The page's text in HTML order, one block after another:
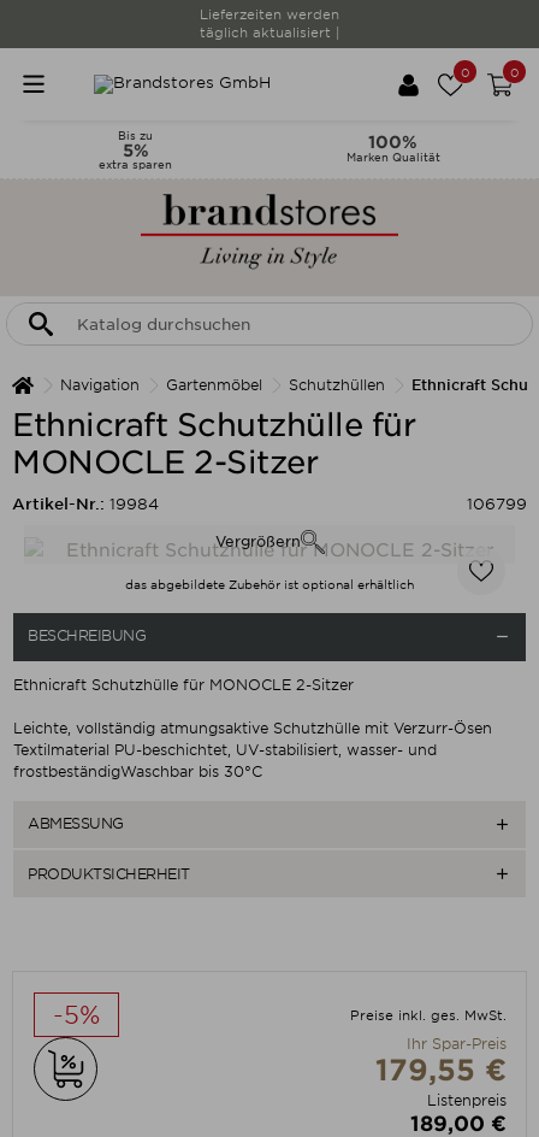
Lieferzeiten werden
täglich aktualisiert |
0 0
Bis zu
5%
extra sparen
100%
Marken Qualität
Navigation Gartenmöbel Schutzhüllen Ethnicraft
Ethnicraft Schutzhülle für
MONOCLE 2-Sitzer
Artikel-Nr.: 19984 106799
Vergrößern
das abgebildete Zubehör ist optional erhältlich
BESCHREIBUNG 
Ethnicraft Schutzhülle für MONOCLE 2-Sitzer
Leichte, vollständig atmungsaktive Schutzhülle mit Verzurr-Ösen
Textilmaterial PU-beschichtet, UV-stabilisiert, wasser- und
frostbeständigWaschbar bis 30°C
ABMESSUNG 
PRODUKTSICHERHEIT 
-5% Preise inkl. ges. MwSt.
Ihr Spar-Preis
179,55 €
Listenpreis
189,00 €